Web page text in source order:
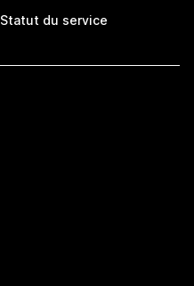
Statut du service